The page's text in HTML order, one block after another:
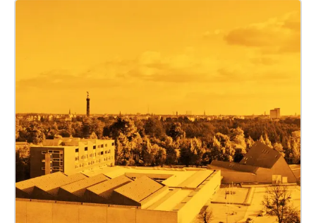
der download dauert nur ein paar Sekunden. Nutze
Kopfhörer für das beste Erlebnis. Öffne die App und
folge der interaktiven Karte. Je nachdem, wo du dich
im Hansaviertel befindest, verändert sich, was du
mich über eine Nachricht an:
kenosnews@gmail.com Hier findest du mehr über
mich: https://linktr.ee/kenokeno Imagine a city! This
is a GPS-guided audio walk through the Hansaviertel
district by Keno Langbein. You'll hear a music and
poetry performance called "What if it never stops
raining?" by Keno in collaboration with Sakré,